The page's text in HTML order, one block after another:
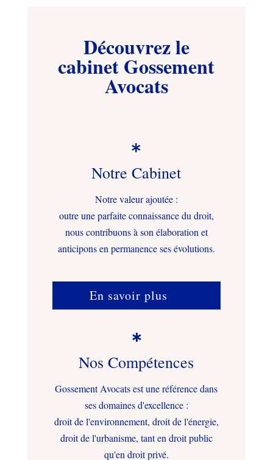
Découvrez le
cabinet Gossement
Avocats

Notre Cabinet
Notre valeur ajoutée :
outre une parfaite connaissance du droit,
nous contribuons à son élaboration et
anticipons en permanence ses évolutions.
En savoir plus

Nos Compétences
Gossement Avocats est une référence dans
ses domaines d'excellence :
droit de l'environnement, droit de l'énergie,
droit de l'urbanisme, tant en droit public
qu'en droit privé.